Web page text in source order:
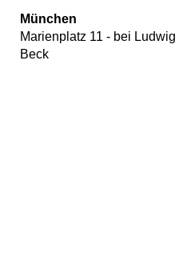
München
Marienplatz 11 - bei Ludwig
Beck